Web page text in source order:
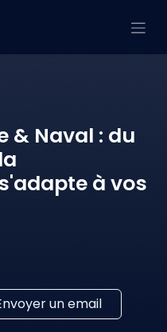
& Naval : du
à vos
un email